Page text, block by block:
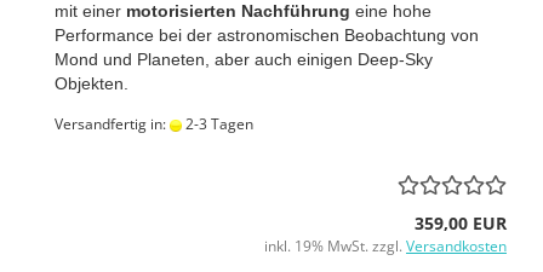
mit einer motorisierten Nachführung eine hohe
Performance bei der astronomischen Beobachtung von
Mond und Planeten, aber auch einigen Deep-Sky
Objekten.
Versandfertig in: 2-3 Tagen
359,00 EUR
inkl. 19% MwSt. zzgl. Versandkosten